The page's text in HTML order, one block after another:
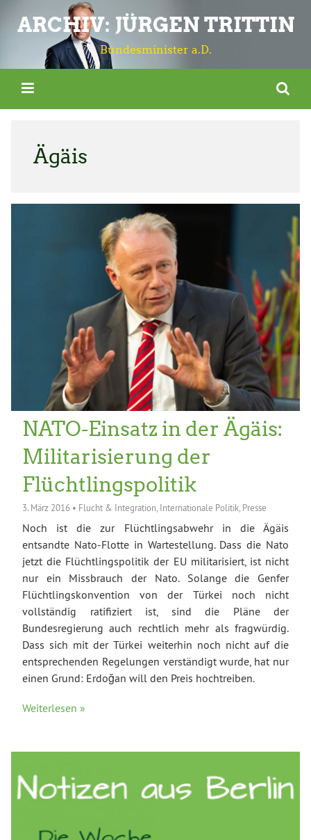
ARCHIV: JÜRGEN TRITTIN
Bundesminister a.D.
Ägäis
NATO-Einsatz in der Ägäis:
Militarisierung der
Flüchtlingspolitik
3. März 2016 • Flucht & Integration, Internationale Politik, Presse
Noch ist die zur Flüchtlingsabwehr in die Ägäis
entsandte Nato-Flotte in Wartestellung. Dass die Nato
jetzt die Flüchtlingspolitik der EU militarisiert, ist nicht
nur ein Missbrauch der Nato. Solange die Genfer
Flüchtlingskonvention von der Türkei noch nicht
vollständig ratifiziert ist, sind die Pläne der
Bundesregierung auch rechtlich mehr als fragwürdig.
Dass sich mit der Türkei weiterhin noch nicht auf die
entsprechenden Regelungen verständigt wurde, hat nur
einen Grund: Erdoğan will den Preis hochtreiben.
Weiterlesen »